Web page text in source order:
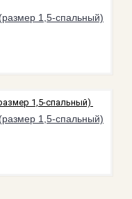
1,5-спальный)
1,5-спальный)